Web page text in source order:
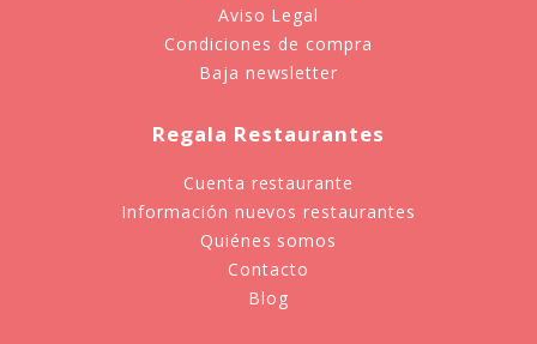
Aviso Legal
Condiciones de compra
Baja newsletter
Regala Restaurantes
Cuenta restaurante
Información nuevos restaurantes
Quiénes somos
Contacto
Blog